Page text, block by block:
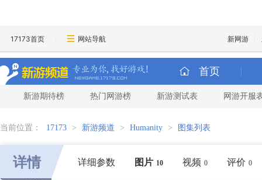
17173首页 网站导航 新网游
首页
新游期待榜 热门网游榜 新游测试表 网游开服
当前位置： 17173 > 新游频道 > Humanity > 图集列表
详情 详细参数 图片 10 视频 0 评价 0